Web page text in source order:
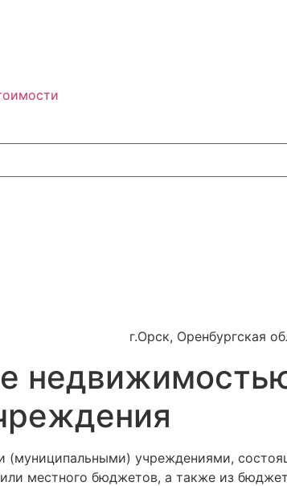
г.Орск, Оренбургская
(муниципальными) учреждениями,
местного бюджетов, а также из